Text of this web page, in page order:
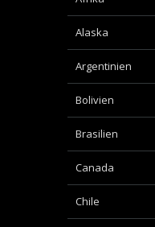
Alaska
Argentinien
Bolivien
Brasilien
Canada
Chile